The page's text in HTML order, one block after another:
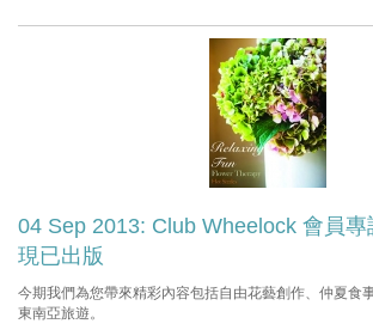
04 Sep 2013: Club Wheelock 會員專
現已出版
今期我們為您帶來精彩內容包括自由花藝創作、仲夏食
東南亞旅遊。